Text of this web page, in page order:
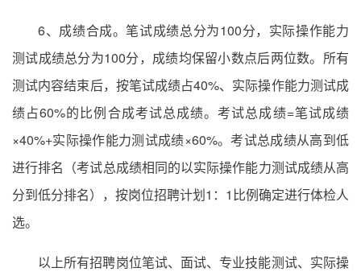
6、成绩合成。笔试成绩总分为100分，实际操作能力
测试成绩总分为100分，成绩均保留小数点后两位数。所有
测试内容结束后，按笔试成绩占40%、实际操作能力测试成
绩占60%的比例合成考试总成绩。考试总成绩=笔试成绩
×40%+实际操作能力测试成绩×60%。考试总成绩从高到低
进行排名（考试总成绩相同的以实际操作能力测试成绩从高
分到低分排名），按岗位招聘计划1：1比例确定进行体检人
选。
以上所有招聘岗位笔试、面试、专业技能测试、实际操